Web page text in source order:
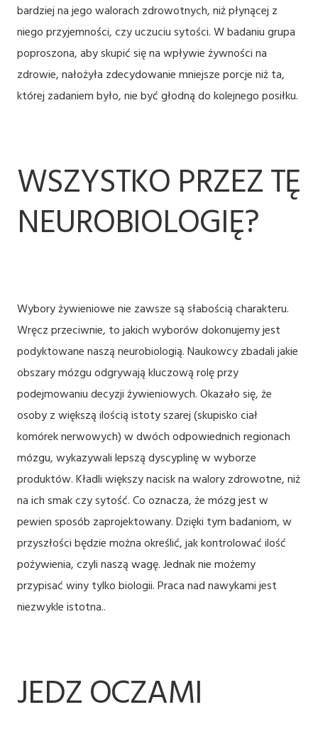
bardziej na jego walorach zdrowotnych, niż płynącej z
niego przyjemności, czy uczuciu sytości. W badaniu grupa
poproszona, aby skupić się na wpływie żywności na
zdrowie, nałożyła zdecydowanie mniejsze porcje niż ta,
której zadaniem było, nie być głodną do kolejnego posiłku.
WSZYSTKO PRZEZ TĘ
NEUROBIOLOGIĘ?
Wybory żywieniowe nie zawsze są słabością charakteru.
Wręcz przeciwnie, to jakich wyborów dokonujemy jest
podyktowane naszą neurobiologią. Naukowcy zbadali jakie
obszary mózgu odgrywają kluczową rolę przy
podejmowaniu decyzji żywieniowych. Okazało się, że
osoby z większą ilością istoty szarej (skupisko ciał
komórek nerwowych) w dwóch odpowiednich regionach
mózgu, wykazywali lepszą dyscyplinę w wyborze
produktów. Kładli większy nacisk na walory zdrowotne, niż
na ich smak czy sytość. Co oznacza, że mózg jest w
pewien sposób zaprojektowany. Dzięki tym badaniom, w
przyszłości będzie można określić, jak kontrolować ilość
pożywienia, czyli naszą wagę. Jednak nie możemy
przypisać winy tylko biologii. Praca nad nawykami jest
niezwykle istotna..
JEDZ OCZAMI